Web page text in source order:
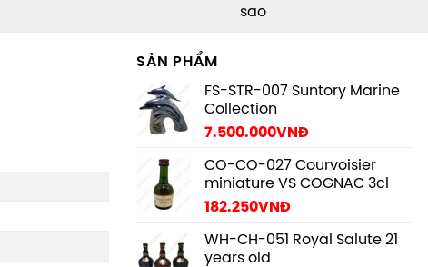
sao
SẢN PHẨM
FS-STR-007 Suntory Marine
Collection
7.500.000VNĐ
CO-CO-027 Courvoisier
miniature VS COGNAC 3cl
182.250VNĐ
WH-CH-051 Royal Salute 21
years old